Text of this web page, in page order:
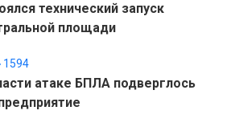
технический запуск
площади
1594
атаке БПЛА подверглось